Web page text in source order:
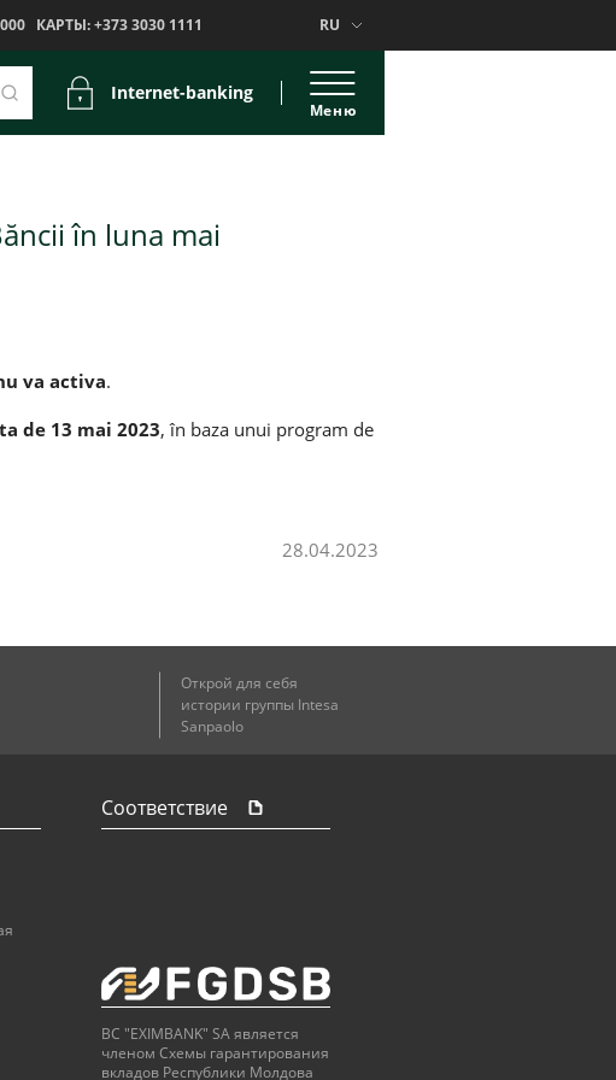
КАРТЫ:+373 3030 1111 RU
Internet-banking
Меню
în luna mai
va activa.
de 13 mai 2023, în baza unui program de
28.04.2023
Открой для себя
истории группы Intesa
Sanpaolo
Соответствие
BC "EXIMBANK" SA является
членом Схемы гарантирования
вкладов Республики Молдова